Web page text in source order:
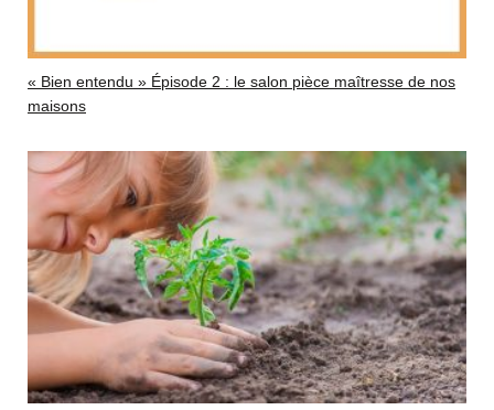
« Bien entendu » Épisode 2 : le salon pièce maîtresse de nos
maisons